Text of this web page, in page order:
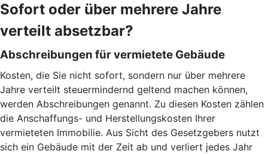
Sofort oder über mehrere Jahre
verteilt absetzbar?
Abschreibungen für vermietete Gebäude
Kosten, die Sie nicht sofort, sondern nur über mehrere
Jahre verteilt steuermindernd geltend machen können,
werden Abschreibungen genannt. Zu diesen Kosten zählen
die Anschaffungs- und Herstellungskosten Ihrer
vermieteten Immobilie. Aus Sicht des Gesetzgebers nutzt
sich ein Gebäude mit der Zeit ab und verliert jedes Jahr